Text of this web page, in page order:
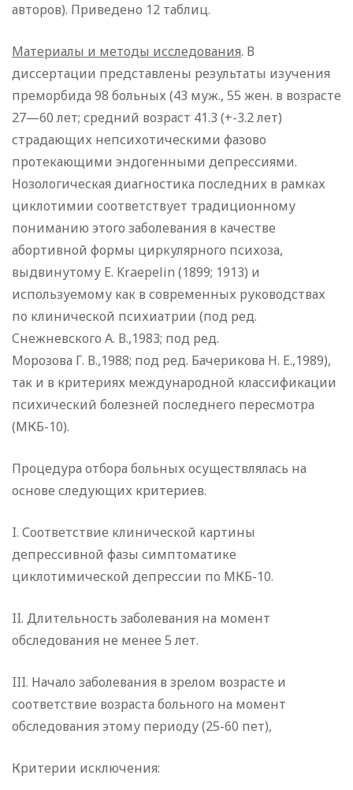
авторов). Приведено 12 таблиц.
Материалы и методы исследования. В
диссертации представлены результаты изучения
преморбида 98 больных (43 муж., 55 жен. в возрасте
27—60 лет; средний возраст 41.3 (+-3.2 лет)
страдающих непсихотическими фазово
протекающими эндогенными депрессиями.
Нозологическая диагностика последних в рамках
циклотимии соответствует традиционному
пониманию этого заболевания в качестве
абортивной формы циркулярного психоза,
выдвинутому E. Kraepelin (1899; 1913) и
используемому как в современных руководствах
по клинической психиатрии (под ред.
Снежневского А. В.,1983; под ред.
Морозова Г. В.,1988; под ред. Бачерикова Н. Е.,1989),
так и в критериях международной классификации
психический болезней последнего пересмотра
(МКБ-10).
Процедура отбора больных осуществлялась на
основе следующих критериев.
I. Соответствие клинической картины
депрессивной фазы симптоматике
циклотимической депрессии по МКБ-10.
II. Длительность заболевания на момент
обследования не менее 5 лет.
III. Начало заболевания в зрелом возрасте и
соответствие возраста больного на момент
обследования этому периоду (25-60 пет),
Критерии исключения: